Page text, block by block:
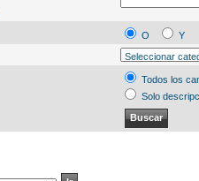
O
Y
Todos los
Solo